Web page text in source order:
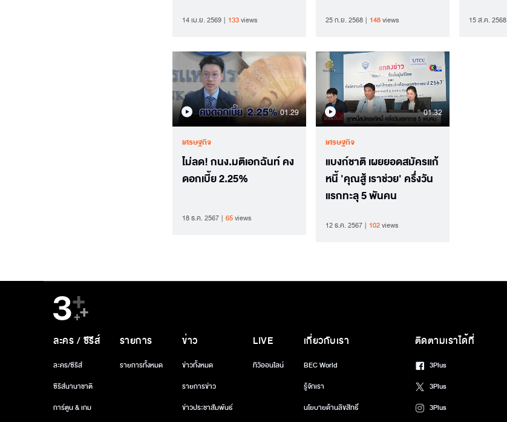
บาง
14 เม.ย. 2569 133views 25 ก.ย. 2568 148views 15 ส.ค. 2568
01.29
เศรษฐกิจ
ไม่ลด! กนง.มติเอกฉันท์ คง
ดอกเบี้ย 2.25%
18 ธ.ค. 2567 65views
01.32
เศรษฐกิจ
แบงก์ชาติ เผยยอดสมัครแก้
หนี้ 'คุณสู้ เราช่วย' ครึ่งวัน
แรกทะลุ 5 พันคน
12 ธ.ค. 2567 102views
ละคร / ซีรีส์
ละคร/ซีรีส์
ซีรีส์นานาชาติ
การ์ตูน & เกม
รายการ
รายการทั้งหมด
ข่าว
ข่าวทั้งหมด
รายการข่าว
ข่าวประชาสัมพันธ์
LIVE
ทีวีออนไลน์
เกี่ยวกับเรา
BEC World
รู้จักเรา
นโยบายด้านลิขสิทธิ์
ติดตามเราได้ที่
3Plus
3Plus
3Plus